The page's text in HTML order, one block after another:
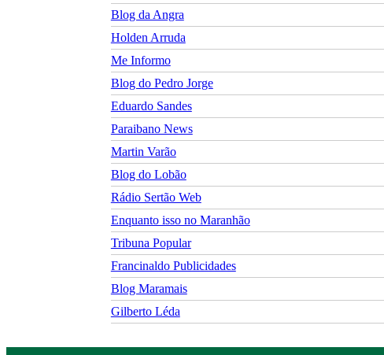
Blog da Angra
Holden Arruda
Me Informo
Blog do Pedro Jorge
Eduardo Sandes
Paraibano News
Martin Varão
Blog do Lobão
Rádio Sertão Web
Enquanto isso no Maranhão
Tribuna Popular
Francinaldo Publicidades
Blog Maramais
Gilberto Léda